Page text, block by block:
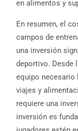
en alimentos y
En resumen, el
campos de
una inversión
deportivo. Desde
equipo
viajes y
requiere una
inversión es